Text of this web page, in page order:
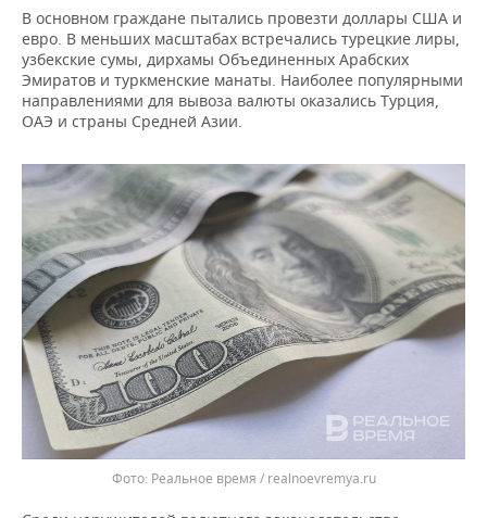
В основном граждане пытались провезти доллары США и
евро. В меньших масштабах встречались турецкие лиры,
узбекские сумы, дирхамы Объединенных Арабских
Эмиратов и туркменские манаты. Наиболее популярными
направлениями для вывоза валюты оказались Турция,
ОАЭ и страны Средней Азии.
Реальное время / realnoevremya.ru